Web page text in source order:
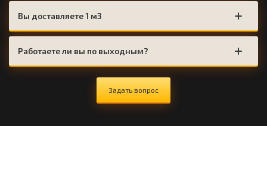
Вы доставляете 1 м3
Работаете ли вы по выходным?
Задать вопрос